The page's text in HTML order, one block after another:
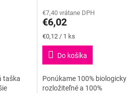
taška
produktu
je
5,0
€7,40 vrátane DPH
€6,02
Jednotková
cena:
€0,12 / 1 ks
Do košíka
Ponúkame 100% biologicky
rozložiteľné a 100%